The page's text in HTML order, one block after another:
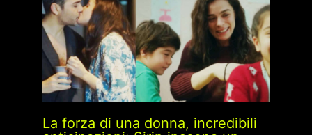
La forza di una donna, incredibili